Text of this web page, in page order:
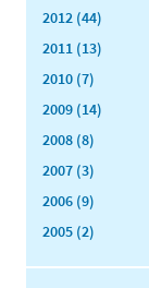
2012 (44)
2011 (13)
2010 (7)
2009 (14)
2008 (8)
2007 (3)
2006 (9)
2005 (2)